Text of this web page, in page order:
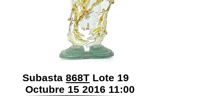
Subasta 868T Lote 19
Octubre 15 2016 11:00